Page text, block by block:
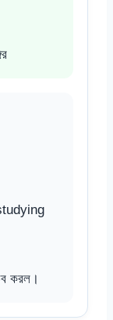
করল।